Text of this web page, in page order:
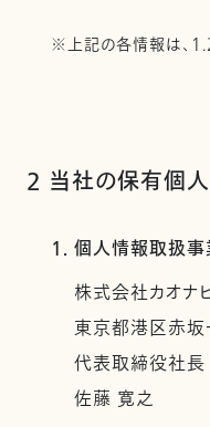
※上記の各情報は、
2 当社の保有個
1. 個人情報取扱事
株式会社カオナ
東京都港区赤
代表取締役社長
佐藤 寛之